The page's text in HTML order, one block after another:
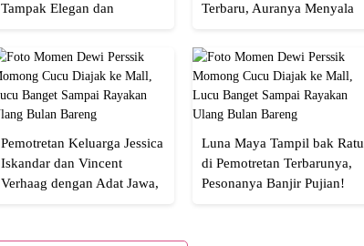
Tampak Elegan dan
Terbaru, Auranya Menyala
Pemotretan Keluarga Jessica
Iskandar dan Vincent
Verhaag dengan Adat Jawa,
Luna Maya Tampil bak Ratu
di Pemotretan Terbarunya,
Pesonanya Banjir Pujian!